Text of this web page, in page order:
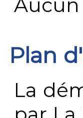
Plan
La